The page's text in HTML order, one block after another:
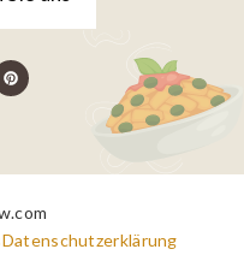
Datenschutzerklärung